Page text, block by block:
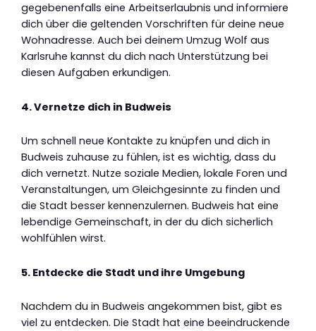
gegebenenfalls eine Arbeitserlaubnis und informiere
dich über die geltenden Vorschriften für deine neue
Wohnadresse. Auch bei deinem Umzug Wolf aus
Karlsruhe kannst du dich nach Unterstützung bei
diesen Aufgaben erkundigen.
4. Vernetze dich in Budweis
Um schnell neue Kontakte zu knüpfen und dich in
Budweis zuhause zu fühlen, ist es wichtig, dass du
dich vernetzt. Nutze soziale Medien, lokale Foren und
Veranstaltungen, um Gleichgesinnte zu finden und
die Stadt besser kennenzulernen. Budweis hat eine
lebendige Gemeinschaft, in der du dich sicherlich
wohlfühlen wirst.
5. Entdecke die Stadt und ihre Umgebung
Nachdem du in Budweis angekommen bist, gibt es
viel zu entdecken. Die Stadt hat eine beeindruckende